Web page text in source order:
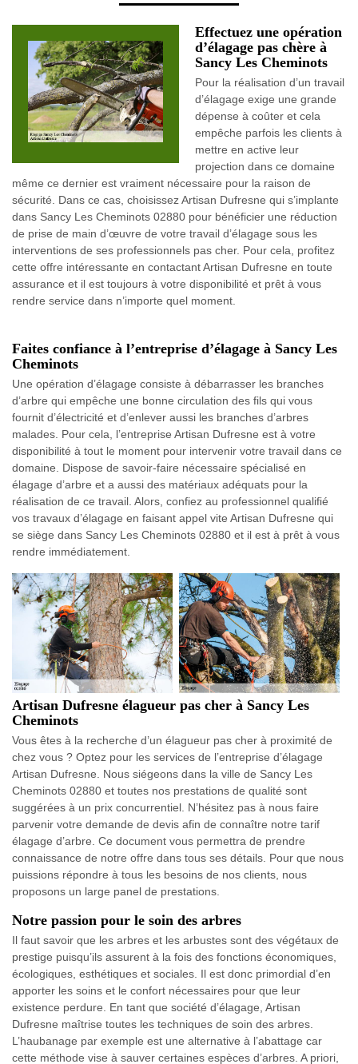
Effectuez une opération
d’élagage pas chère à
Sancy Les Cheminots
Pour la réalisation d’un travail
d’élagage exige une grande
dépense à coûter et cela
empêche parfois les clients à
mettre en active leur
projection dans ce domaine
même ce dernier est vraiment nécessaire pour la raison de
sécurité. Dans ce cas, choisissez Artisan Dufresne qui s’implante
dans Sancy Les Cheminots 02880 pour bénéficier une réduction
de prise de main d’œuvre de votre travail d’élagage sous les
interventions de ses professionnels pas cher. Pour cela, profitez
cette offre intéressante en contactant Artisan Dufresne en toute
assurance et il est toujours à votre disponibilité et prêt à vous
rendre service dans n’importe quel moment.
Faites confiance à l’entreprise d’élagage à Sancy Les
Cheminots
Une opération d’élagage consiste à débarrasser les branches
d’arbre qui empêche une bonne circulation des fils qui vous
fournit d’électricité et d’enlever aussi les branches d’arbres
malades. Pour cela, l’entreprise Artisan Dufresne est à votre
disponibilité à tout le moment pour intervenir votre travail dans ce
domaine. Dispose de savoir-faire nécessaire spécialisé en
élagage d’arbre et a aussi des matériaux adéquats pour la
réalisation de ce travail. Alors, confiez au professionnel qualifié
vos travaux d’élagage en faisant appel vite Artisan Dufresne qui
se siège dans Sancy Les Cheminots 02880 et il est à prêt à vous
rendre immédiatement.
Artisan Dufresne élagueur pas cher à Sancy Les
Cheminots
Vous êtes à la recherche d’un élagueur pas cher à proximité de
chez vous ? Optez pour les services de l’entreprise d’élagage
Artisan Dufresne. Nous siégeons dans la ville de Sancy Les
Cheminots 02880 et toutes nos prestations de qualité sont
suggérées à un prix concurrentiel. N’hésitez pas à nous faire
parvenir votre demande de devis afin de connaître notre tarif
élagage d’arbre. Ce document vous permettra de prendre
connaissance de notre offre dans tous ses détails. Pour que nous
puissions répondre à tous les besoins de nos clients, nous
proposons un large panel de prestations.
Notre passion pour le soin des arbres
Il faut savoir que les arbres et les arbustes sont des végétaux de
prestige puisqu’ils assurent à la fois des fonctions économiques,
écologiques, esthétiques et sociales. Il est donc primordial d’en
apporter les soins et le confort nécessaires pour que leur
existence perdure. En tant que société d’élagage, Artisan
Dufresne maîtrise toutes les techniques de soin des arbres.
L’haubanage par exemple est une alternative à l’abattage car
cette méthode vise à sauver certaines espèces d’arbres. A priori,